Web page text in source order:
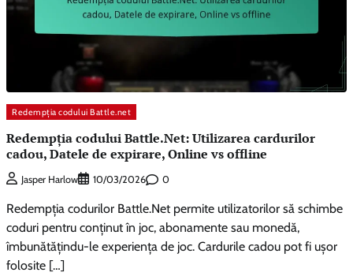
Redempția codului Battle.net
Redempția codului Battle.Net: Utilizarea cardurilor
cadou, Datele de expirare, Online vs offline
Jasper Harlow 10/03/2026 0
Redempția codurilor Battle.Net permite utilizatorilor să schimbe
coduri pentru conținut în joc, abonamente sau monedă,
îmbunătățindu-le experiența de joc. Cardurile cadou pot fi ușor
folosite […]